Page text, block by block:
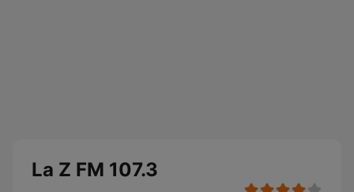
La Z FM 107.3